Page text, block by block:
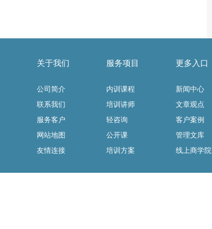
关于我们
公司简介
联系我们
服务客户
网站地图
友情连接
服务项目
内训课程
培训讲师
轻咨询
公开课
培训方案
更多入口
新闻中心
文章观点
客户案例
管理文库
线上商学院